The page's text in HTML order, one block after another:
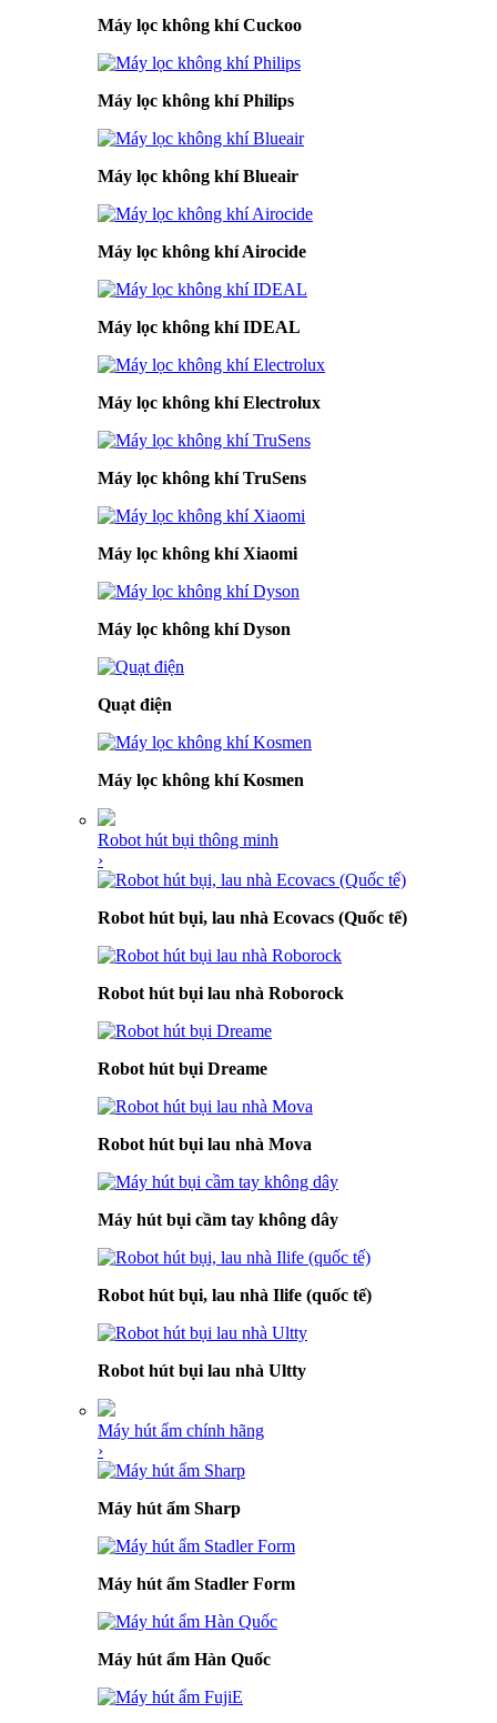
Máy lọc không khí Cuckoo
Máy lọc không khí Philips
Máy lọc không khí Blueair
Máy lọc không khí Airocide
Máy lọc không khí IDEAL
Máy lọc không khí Electrolux
Máy lọc không khí TruSens
Máy lọc không khí Xiaomi
Máy lọc không khí Dyson
Quạt điện
Máy lọc không khí Kosmen
Robot hút bụi thông minh
›
Robot hút bụi, lau nhà Ecovacs (Quốc tế)
Robot hút bụi lau nhà Roborock
Robot hút bụi Dreame
Robot hút bụi lau nhà Mova
Máy hút bụi cầm tay không dây
Robot hút bụi, lau nhà Ilife (quốc tế)
Robot hút bụi lau nhà Ultty
Máy hút ẩm chính hãng
›
Máy hút ẩm Sharp
Máy hút ẩm Stadler Form
Máy hút ẩm Hàn Quốc